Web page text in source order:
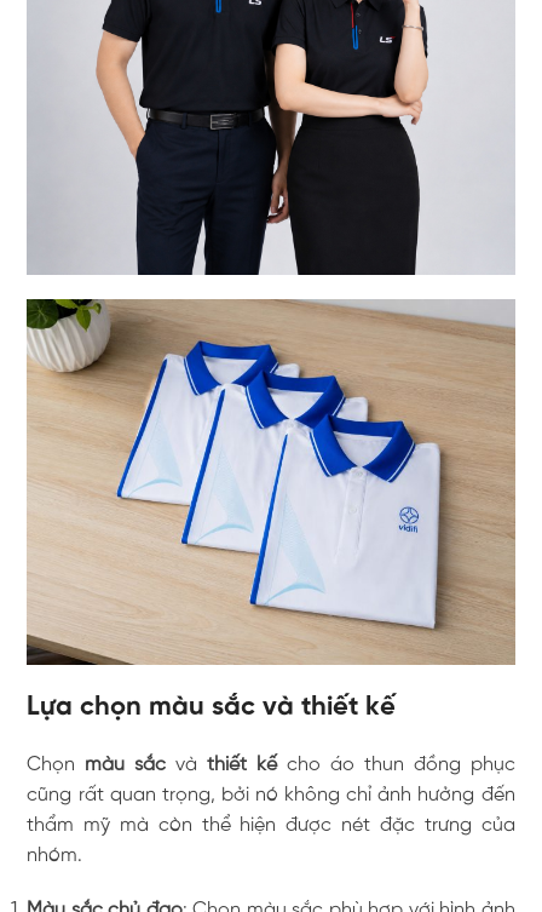
Lựa chọn màu sắc và thiết kế
Chọn màu sắc vàthiết kếcho áo thun đồng phục
cũng rất quan trọng, bởi nó không chỉ ảnh hưởng đến
thẩm mỹ mà còn thể hiện được nét đặc trưng của
nhóm.